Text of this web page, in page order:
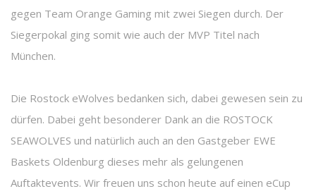
gegen Team Orange Gaming mit zwei Siegen durch. Der
Siegerpokal ging somit wie auch der MVP Titel nach
München.
Die Rostock eWolves bedanken sich, dabei gewesen sein zu
dürfen. Dabei geht besonderer Dank an die ROSTOCK
SEAWOLVES und natürlich auch an den Gastgeber EWE
Baskets Oldenburg dieses mehr als gelungenen
Auftaktevents. Wir freuen uns schon heute auf einen eCup